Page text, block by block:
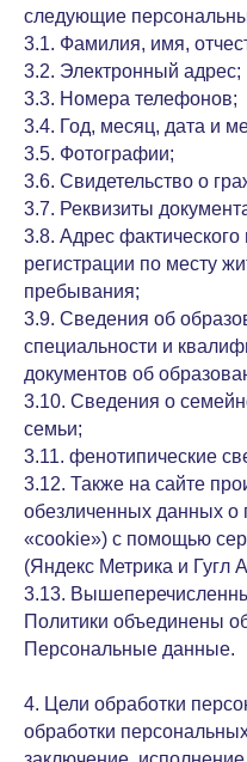
следующие
3.1. Фамилия, имя,
3.2. Электронный адрес;
3.3. Номера телефонов;
3.4. Год, месяц, дата и
3.5. Фотографии;
3.6. Свидетельство о
3.7. Реквизиты
3.8. Адрес
регистрации по месту
пребывания;
3.9. Сведения об
специальности и
документов об
3.10. Сведения о
семьи;
3.11. фенотипические
3.12. Также на сайте
обезличенных данных о
«cookie») с помощью
(Яндекс Метрика и Гугл
3.13.
Политики объединены
Персональные данные.
4. Цели обработки
обработки